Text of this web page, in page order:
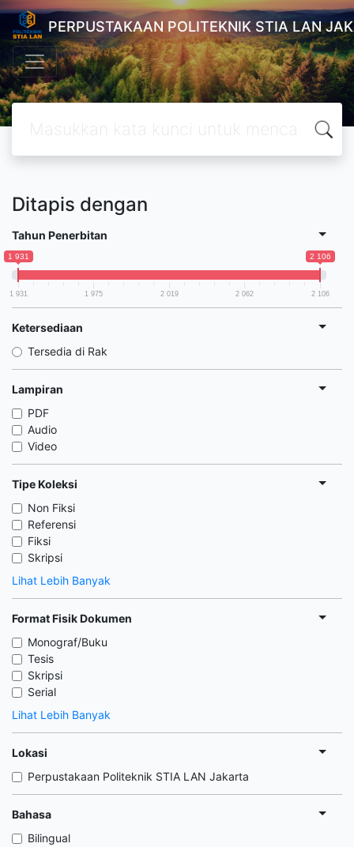
PERPUSTAKAAN POLITEKNIK STIA LAN
Ditapis dengan
Tahun Penerbitan
1 931 2 106
1 931 1 975 2 019 2 062 2 106
Ketersediaan
Tersedia di Rak
Lampiran
PDF
Audio
Video
Tipe Koleksi
Non Fiksi
Referensi
Fiksi
Skripsi
Lihat Lebih Banyak
Format Fisik Dokumen
Monograf/Buku
Tesis
Skripsi
Serial
Lihat Lebih Banyak
Lokasi
Perpustakaan Politeknik STIA LAN Jakarta
Bahasa
Bilingual